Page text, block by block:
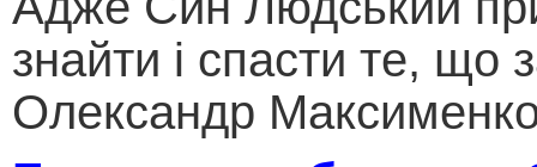
знайти і спасти те, що
Олександр